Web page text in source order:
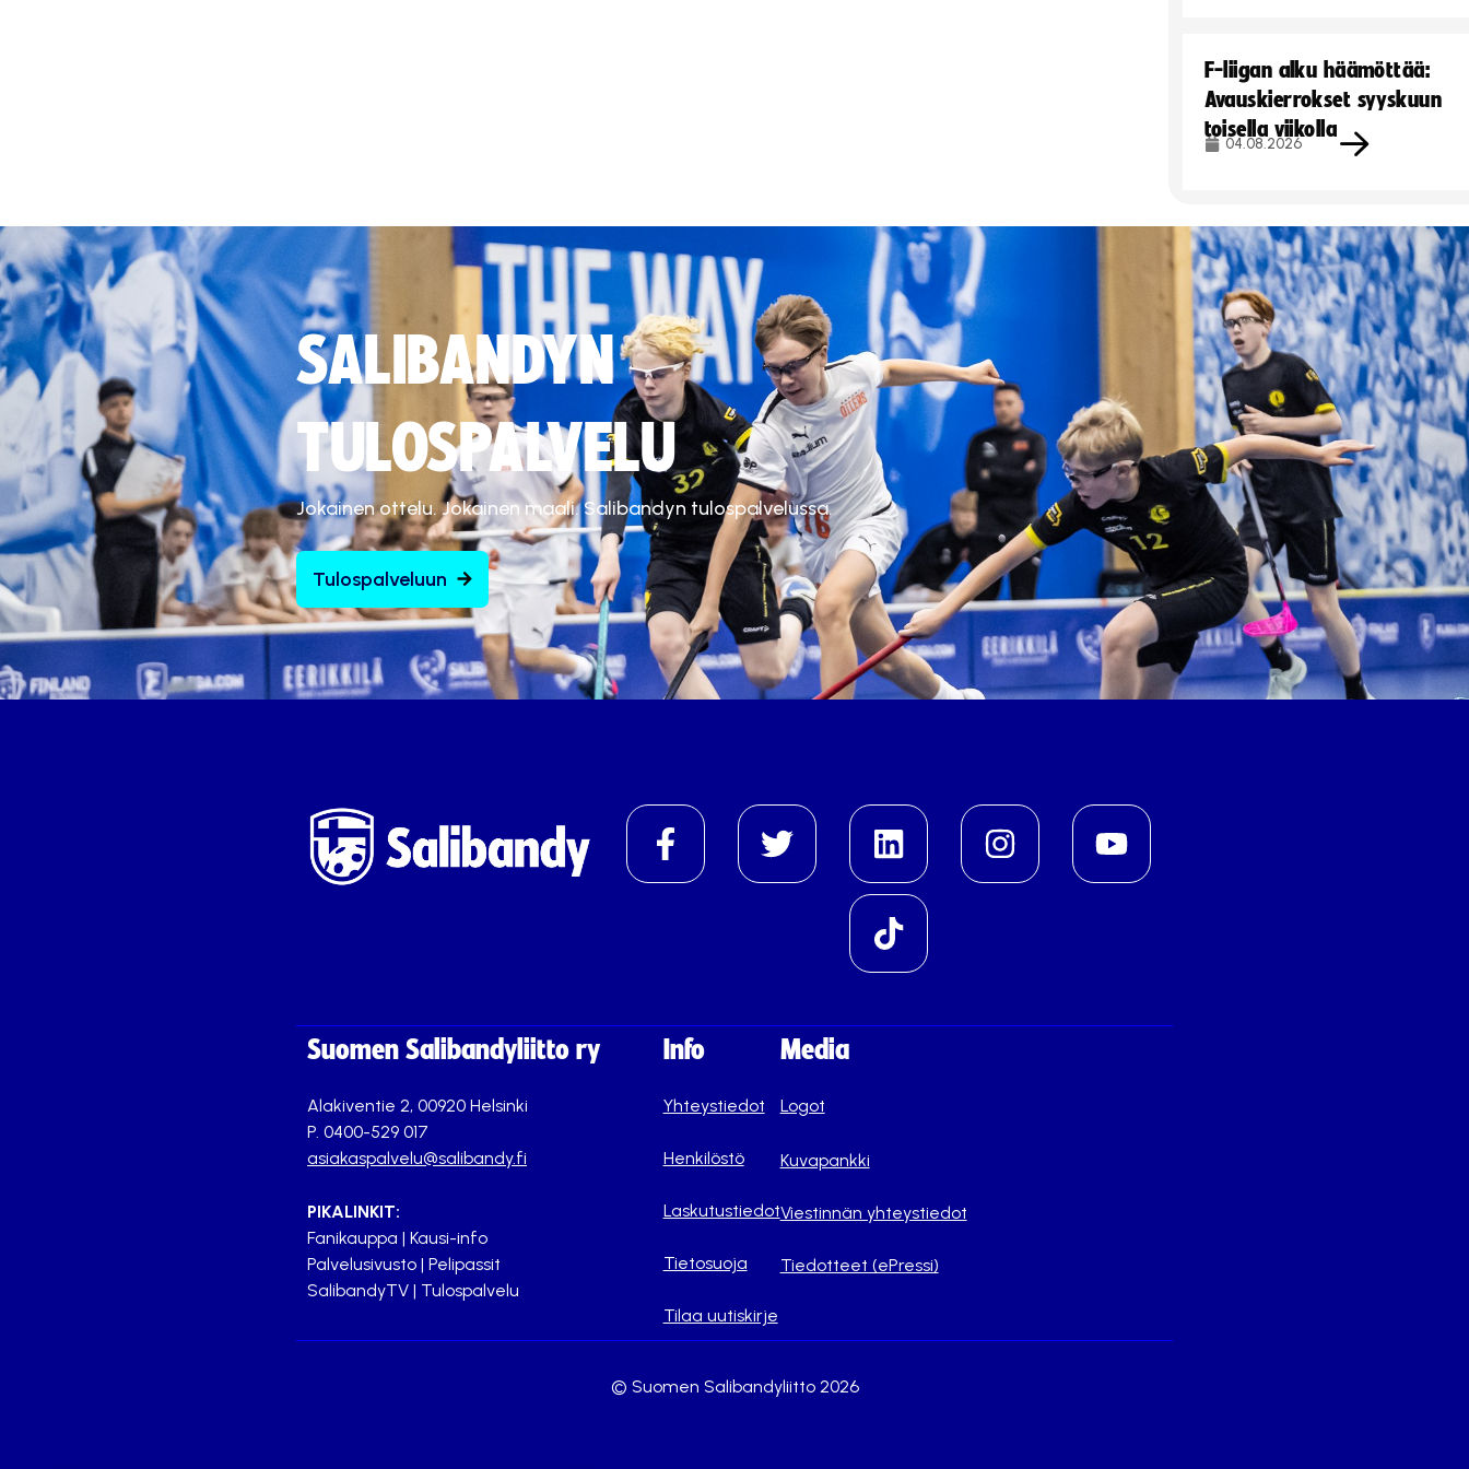
F-liigan alku häämöttää:
Avauskierrokset syyskuun
toisella viikolla
04.08.2026
SALIBANDYN
TULOSPALVELU
Jokainen ottelu. Jokainen maali. Salibandyn tulospalvelussa.
Tulospalveluun
Suomen Salibandyliitto ry
Alakiventie 2, 00920 Helsinki
P. 0400-529 017
asiakaspalvelu@salibandy.fi
PIKALINKIT:
Fanikauppa | Kausi-info
Palvelusivusto | Pelipassit
SalibandyTV | Tulospalvelu
Info
Yhteystiedot
Henkilöstö
Laskutustiedot
Tietosuoja
Tilaa uutiskirje
Media
Logot
Kuvapankki
Viestinnän yhteystiedot
Tiedotteet (ePressi)
© Suomen Salibandyliitto 2026